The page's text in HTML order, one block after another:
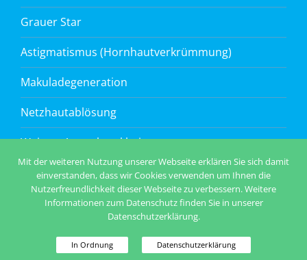
Grauer Star
Astigmatismus (Hornhautverkrümmung)
Makuladegeneration
Netzhautablösung
Weitere Augenkrankheiten
Copyright 2025 Excimer Augenlasern in Bratislava | Webdesign von
Ostheimer.at
Mit der weiteren Nutzung unserer Webseite erklären Sie sich damit
einverstanden, dass wir Cookies verwenden um Ihnen die
Nutzerfreundlichkeit dieser Webseite zu verbessern. Weitere
Informationen zum Datenschutz finden Sie in unserer
Datenschutzerklärung.
In Ordnung Datenschutzerklärung
Datenschutzinfo